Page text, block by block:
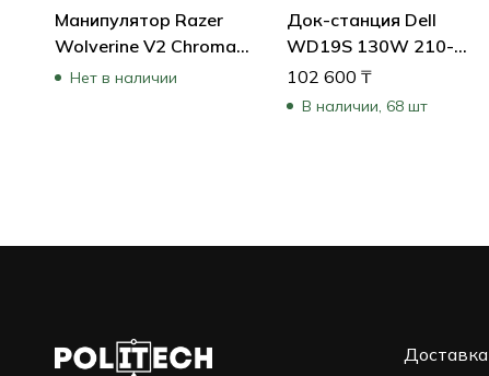
Манипулятор Razer
Wolverine V2 Chroma
RZ06-04010100-R3M1
Нет в наличии
Док-станция Dell
WD19S 130W 210-
AZBX
102 600₸
В наличии, 68 шт
Доставка